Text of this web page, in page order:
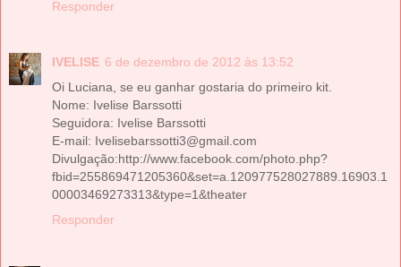
Responder
IVELISE 6 de dezembro de 2012 às 13:52
Oi Luciana, se eu ganhar gostaria do primeiro kit.
Nome: Ivelise Barssotti
Seguidora: Ivelise Barssotti
E-mail: Ivelisebarssotti3@gmail.com
Divulgação:http://www.facebook.com/photo.php?
fbid=255869471205360&set=a.120977528027889.16903.1
00003469273313&type=1&theater
Responder